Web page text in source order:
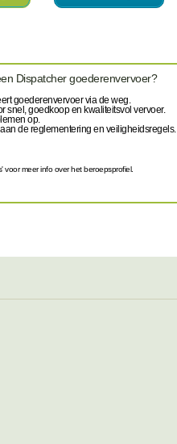
Dispatcher goederenvervoer?
goederenvervoer via de weg.
snel, goedkoop en kwaliteitsvol vervoer.
op.
de reglementering en veiligheidsregels.
voor meer info over het beroepsprofiel.